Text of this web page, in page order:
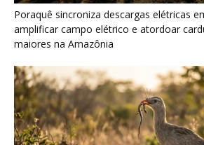
Seriema combina corridas em alta
contra rochas para imobilizar serpentes
cerrado